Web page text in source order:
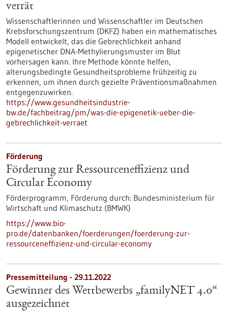
verrät
Wissenschaftlerinnen und Wissenschaftler im Deutschen
Krebsforschungszentrum (DKFZ) haben ein mathematisches
Modell entwickelt, das die Gebrechlichkeit anhand
epigenetischer DNA-Methylierungsmuster im Blut
vorhersagen kann. Ihre Methode könnte helfen,
alterungsbedingte Gesundheitsprobleme frühzeitig zu
erkennen, um ihnen durch gezielte Präventionsmaßnahmen
entgegenzuwirken.
https://www.gesundheitsindustrie-
bw.de/fachbeitrag/pm/was-die-epigenetik-ueber-die-
gebrechlichkeit-verraet
Förderung
Förderung zur Ressourceneffizienz und
Circular Economy
Förderprogramm, Förderung durch: Bundesministerium für
Wirtschaft und Klimaschutz (BMWK)
https://www.bio-
pro.de/datenbanken/foerderungen/foerderung-zur-
ressourceneffizienz-und-circular-economy
Pressemitteilung - 29.11.2022
Gewinner des Wettbewerbs „familyNET 4.0“
ausgezeichnet